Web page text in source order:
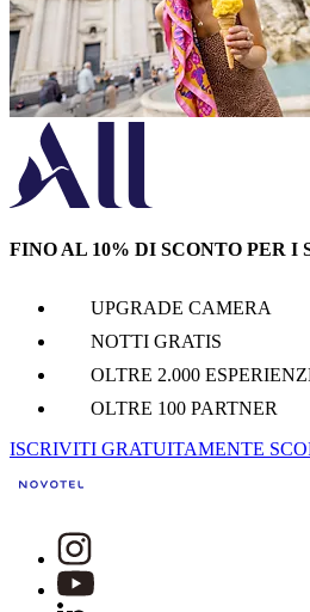
FINO AL 10% DI SCONTO PER I
UPGRADE CAMERA
NOTTI GRATIS
OLTRE 2.000
OLTRE 100 PARTNER
ISCRIVITI GRATUITAMENTE